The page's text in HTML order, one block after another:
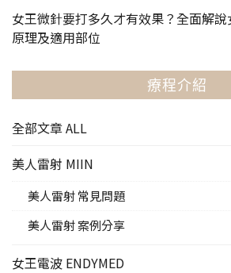
女王微針要打多久才有效果？全面解
原理及適用部位
療程介紹
全部文章 ALL
美人雷射 MIIN
美人雷射 常見問題
美人雷射 案例分享
女王電波 ENDYMED